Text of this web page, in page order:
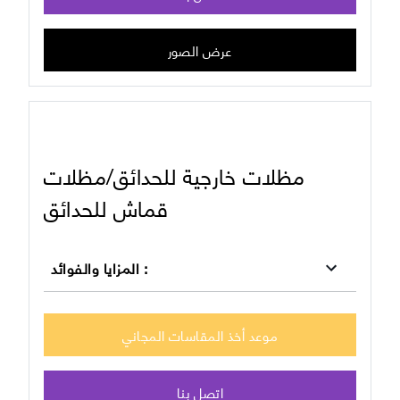
عرض الصور
مظلات خارجية للحدائق/مظلات
قماش للحدائق
المزايا والفوائد :
موعد أخذ المقاسات المجاني
اتصل بنا